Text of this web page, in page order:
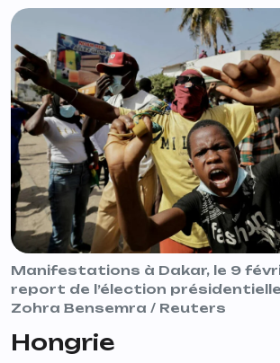
Manifestations à Dakar, le 9
report de l’élection
Zohra Bensemra / Reuters
Hongrie